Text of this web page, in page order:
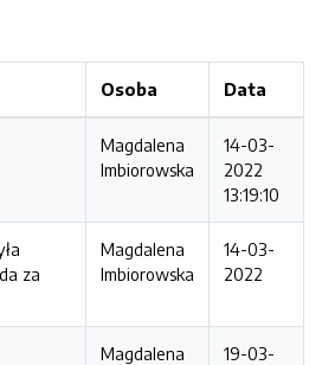
Osoba Data
Magdalena
Imbiorowska
14-03-
2022
13:19:10
za
Magdalena
Imbiorowska
14-03-
2022
Magdalena
19-03-